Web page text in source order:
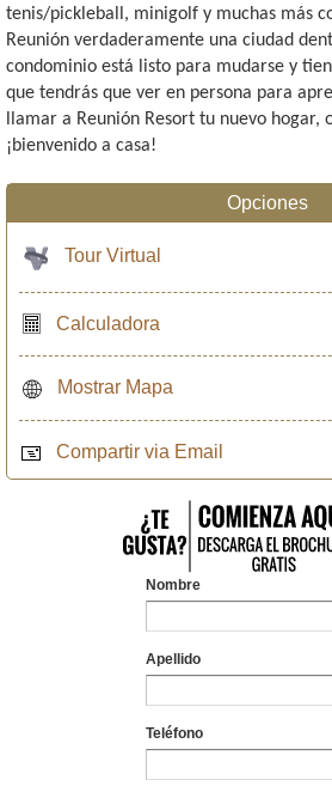
tenis/pickleball, minigolf y muchas más
Reunión verdaderamente una ciudad
condominio está listo para mudarse y
que tendrás que ver en persona para
llamar a Reunión Resort tu nuevo hogar,
¡bienvenido a casa!
Opciones
Tour Virtual
Calculadora
Mostrar Mapa
Compartir via Email
Nombre
Apellido
Teléfono